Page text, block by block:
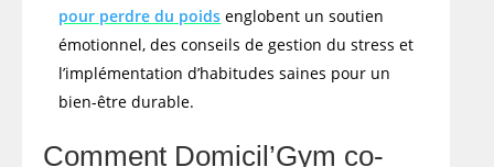
pour perdre du poids englobent un soutien
émotionnel, des conseils de gestion du stress et
l’implémentation d’habitudes saines pour un
bien-être durable.
Comment Domicil’Gym co-